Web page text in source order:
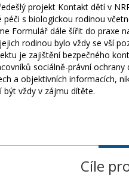
projekt Kontakt dětí v
péči s biologickou rodinou
Formulář dále šířit do praxe
rodinou bylo vždy se vší
je zajištění bezpečného
sociálně-právní
a objektivních informacích,
vždy v zájmu dítěte.
Cíle